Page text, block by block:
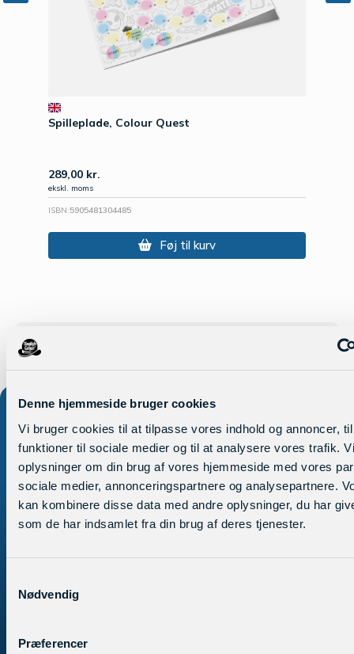
Denne hjemmeside bruger cookies
Vi bruger cookies til at tilpasse vores indhold og annoncer,
funktioner til sociale medier og til at analysere vores trafik.
oplysninger om din brug af vores hjemmeside med vores
sociale medier, annonceringspartnere og analysepartnere.
kan kombinere disse data med andre oplysninger, du har
som de har indsamlet fra din brug af deres tjenester.
Nødvendig
Præferencer
Spilleplade, Colour Quest
289,00 kr.
ekskl. moms
ISBN:5905481304485
Føj til kurv
opdateret
Vi prioriterer kvalitet frem for kvantitet, hvorfor
det typiske interval for udsendelse er mellem 1-3
måneder.
hos English Center